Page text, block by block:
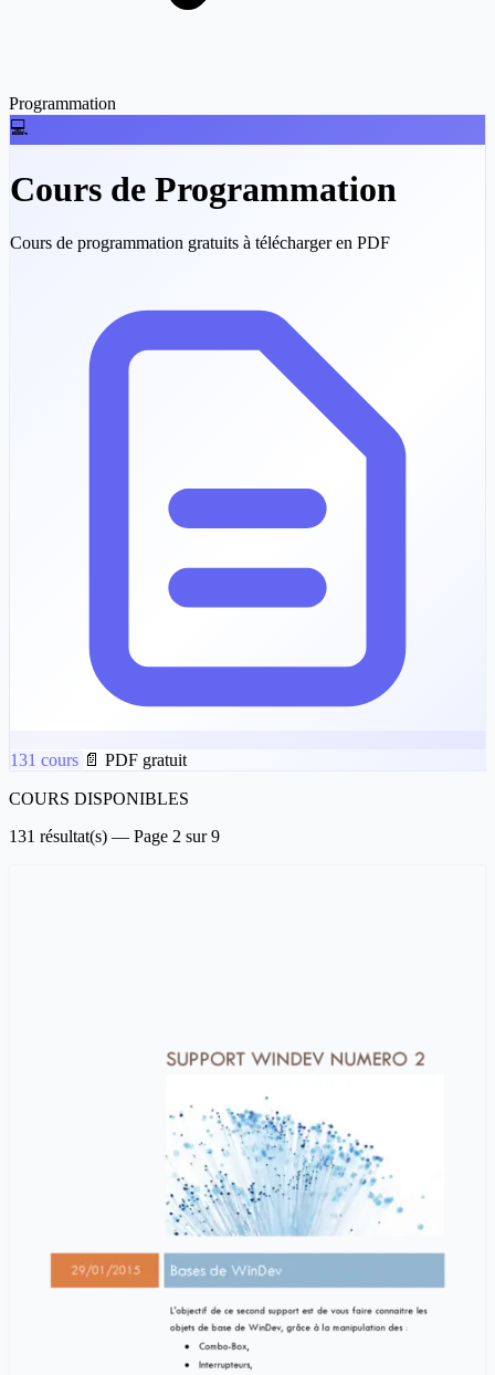
Programmation
💻
Cours de Programmation
Cours de programmation gratuits à télécharger en PDF
131 cours 📄 PDF gratuit
COURS DISPONIBLES
131 résultat(s) — Page 2 sur 9